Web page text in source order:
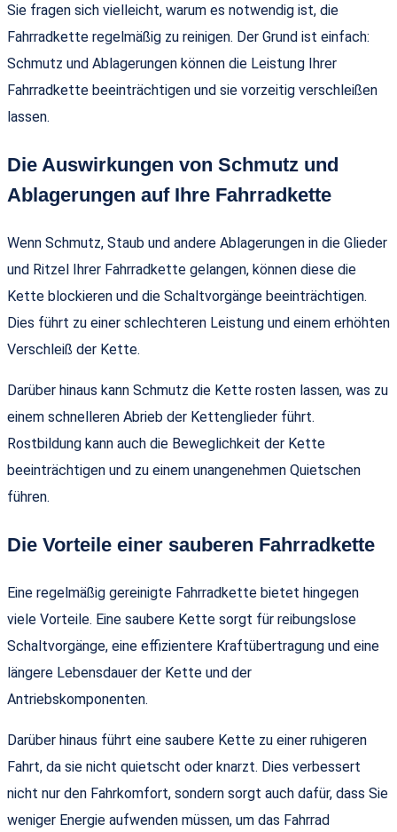
Sie fragen sich vielleicht, warum es notwendig ist, die
Fahrradkette regelmäßig zu reinigen. Der Grund ist einfach:
Schmutz und Ablagerungen können die Leistung Ihrer
Fahrradkette beeinträchtigen und sie vorzeitig verschleißen
lassen.
Die Auswirkungen von Schmutz und
Ablagerungen auf Ihre Fahrradkette
Wenn Schmutz, Staub und andere Ablagerungen in die Glieder
und Ritzel Ihrer Fahrradkette gelangen, können diese die
Kette blockieren und die Schaltvorgänge beeinträchtigen.
Dies führt zu einer schlechteren Leistung und einem erhöhten
Verschleiß der Kette.
Darüber hinaus kann Schmutz die Kette rosten lassen, was zu
einem schnelleren Abrieb der Kettenglieder führt.
Rostbildung kann auch die Beweglichkeit der Kette
beeinträchtigen und zu einem unangenehmen Quietschen
führen.
Die Vorteile einer sauberen Fahrradkette
Eine regelmäßig gereinigte Fahrradkette bietet hingegen
viele Vorteile. Eine saubere Kette sorgt für reibungslose
Schaltvorgänge, eine effizientere Kraftübertragung und eine
längere Lebensdauer der Kette und der
Antriebskomponenten.
Darüber hinaus führt eine saubere Kette zu einer ruhigeren
Fahrt, da sie nicht quietscht oder knarzt. Dies verbessert
nicht nur den Fahrkomfort, sondern sorgt auch dafür, dass Sie
weniger Energie aufwenden müssen, um das Fahrrad